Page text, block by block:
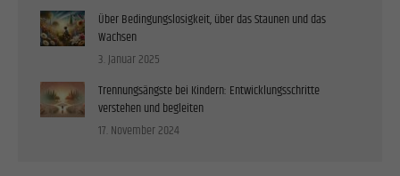
Über Bedingungslosigkeit, über das Staunen und das
Wachsen
3. Januar 2025
Trennungsängste bei Kindern: Entwicklungsschritte
verstehen und begleiten
17. November 2024
Statistiken (1)
Statistik Cookies erfassen Informationen anonym. Diese Informationen helfen uns zu verstehen, wie
unsere Besucher unsere Website nutzen.
Cookie-Informationen anzeigen
Externe Medien (2)